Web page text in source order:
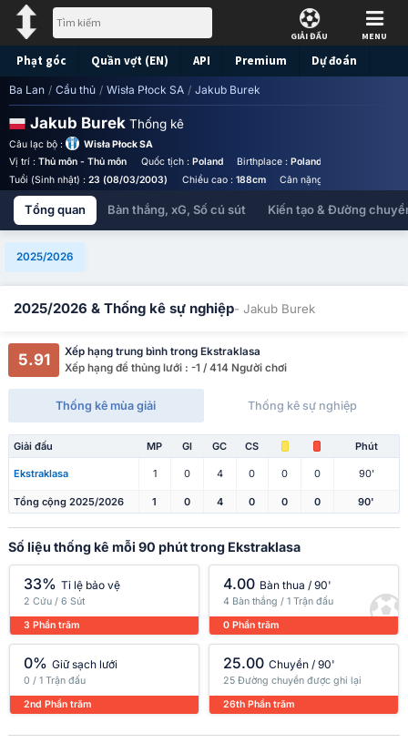
GIẢI ĐẤU MENU
Phạt góc Quần vợt (EN) API Premium Dự đoán
Ba Lan / Cầu thủ / Wisła Płock SA / Jakub Burek
Jakub Burek Thống kê
Câu lạc bộ :
Wisła Płock SA
Vị trí : Thủ môn - Thủ môn Quốc tịch : Poland Birthplace :Poland - Poland
Tuổi (Sinh nhật) : 23 (08/03/2003) Chiều cao : 188cm Cân nặng :
Tổng quan Bàn thắng, xG, Số cú sút Kiến tạo & Đường
2025/2026
2025/2026 & Thống kê sự nghiệp- Jakub Burek
5.91
Xếp hạng trung bình trong Ekstraklasa
Xếp hạng để thủng lưới : -1 / 414 Người chơi
Thống kê mùa giải Thống kê sự nghiệp
Giải đấu MP Gl GC CS Phút
Ekstraklasa 1 0 4 0 0 0 90'
Tổng cộng 2025/2026 1 0 4 0 0 0 90'
Số liệu thống kê mỗi 90 phút trong Ekstraklasa
33% Tỉ lệ bảo vệ
2 Cứu / 6 Sút
3 Phần trăm
4.00 Bàn thua / 90'
4 Bàn thắng / 1 Trận đấu
0 Phần trăm
0% Giữ sạch lưới
0 / 1 Trận đấu
2nd Phần trăm
25.00 Chuyền / 90'
25 Đường chuyền được ghi lại
26th Phần trăm